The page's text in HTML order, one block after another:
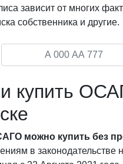
зависит от многих
собственника и другие.
купить
можно купить без
в